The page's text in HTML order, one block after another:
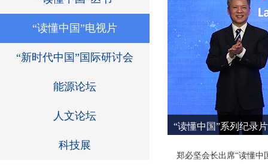
“读懂中国”电视片
“新时代中国”国际研讨会
能源论坛
人文论坛
科技展
“读懂中国”系列纪录
郑必坚会长出席“读懂中